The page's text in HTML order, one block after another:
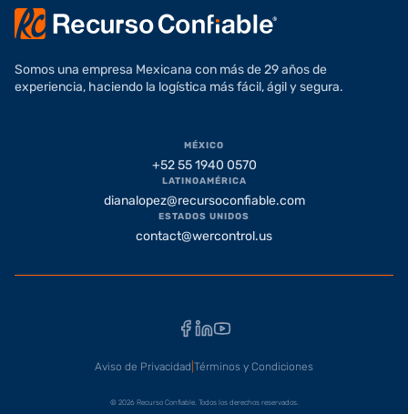
Somos una empresa Mexicana con más de 29 años de
experiencia, haciendo la logística más fácil, ágil y segura.
MÉXICO
+52 55 1940 0570
LATINOAMÉRICA
dianalopez@recursoconfiable.com
ESTADOS UNIDOS
contact@wercontrol.us
© 2026 Recurso Confiable. Todos los derechos reservados.
Aviso de Privacidad Términos y Condiciones